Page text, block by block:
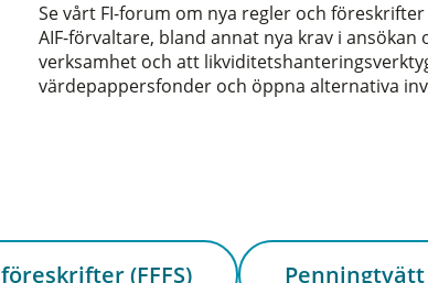
Se vårt FI-forum om nya regler och
AIF-förvaltare, bland annat nya krav i ansökan
verksamhet och att
värdepappersfonder och öppna alternativa
(FFFS) Penningtvätt